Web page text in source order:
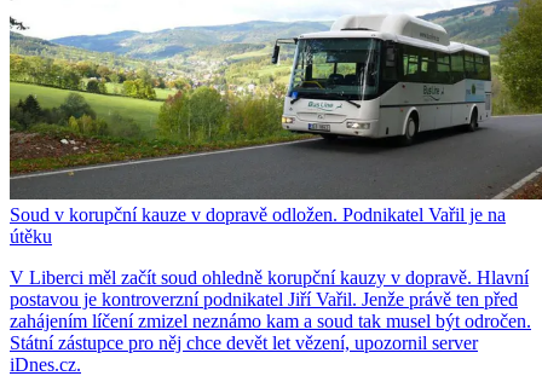
Soud v korupční kauze v dopravě odložen. Podnikatel Vařil je na
útěku
V Liberci měl začít soud ohledně korupční kauzy v dopravě. Hlavní
postavou je kontroverzní podnikatel Jiří Vařil. Jenže právě ten před
zahájením líčení zmizel neznámo kam a soud tak musel být odročen.
Státní zástupce pro něj chce devět let vězení, upozornil server
iDnes.cz.